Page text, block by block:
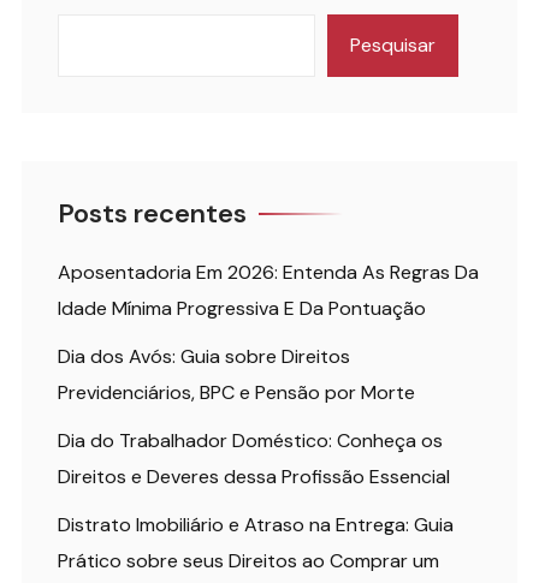
Pesquisar
Posts recentes
Aposentadoria Em 2026: Entenda As Regras Da
Idade Mínima Progressiva E Da Pontuação
Dia dos Avós: Guia sobre Direitos
Previdenciários, BPC e Pensão por Morte
Dia do Trabalhador Doméstico: Conheça os
Direitos e Deveres dessa Profissão Essencial
Distrato Imobiliário e Atraso na Entrega: Guia
Prático sobre seus Direitos ao Comprar um